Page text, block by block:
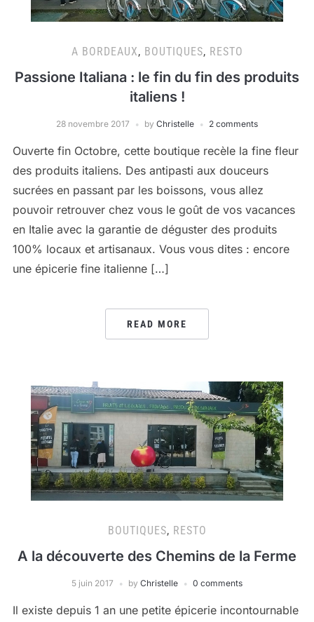
A BORDEAUX, BOUTIQUES, RESTO
Passione Italiana : le fin du fin des produits
italiens !
28 novembre 2017 by Christelle 2 comments
Ouverte fin Octobre, cette boutique recèle la fine fleur
des produits italiens. Des antipasti aux douceurs
sucrées en passant par les boissons, vous allez
pouvoir retrouver chez vous le goût de vos vacances
en Italie avec la garantie de déguster des produits
100% locaux et artisanaux. Vous vous dites : encore
une épicerie fine italienne […]
READ MORE
BOUTIQUES, RESTO
A la découverte des Chemins de la Ferme
5 juin 2017 by Christelle 0 comments
Il existe depuis 1 an une petite épicerie incontournable